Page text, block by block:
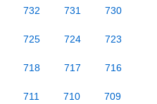
732 731 730
725 724 723
718 717 716
711 710 709